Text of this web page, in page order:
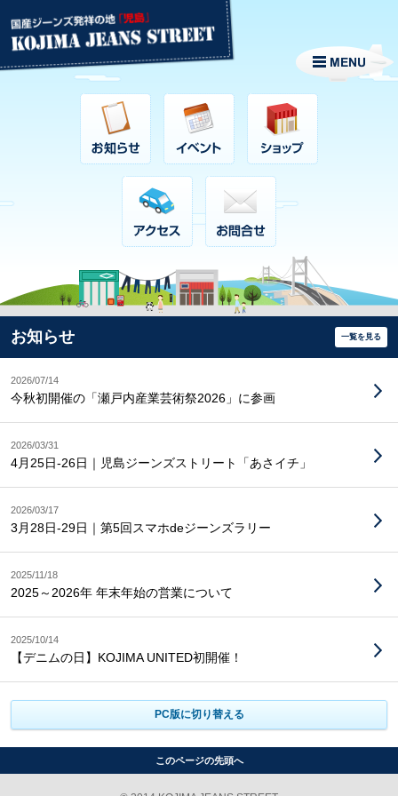
お知らせ 一覧を見る
2026/07/14
今秋初開催の「瀬戸内産業芸術祭2026」に参画
2026/03/31
4月25日-26日｜児島ジーンズストリート「あさイチ」
2026/03/17
3月28日-29日｜第5回スマホdeジーンズラリー
2025/11/18
2025～2026年 年末年始の営業について
2025/10/14
【デニムの日】KOJIMA UNITED初開催！
PC版に切り替える
このページの先頭へ